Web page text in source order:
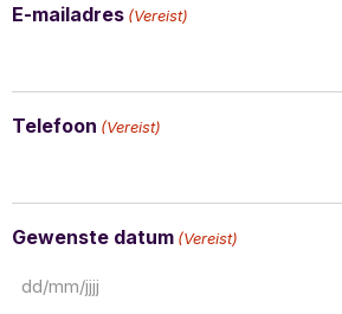
E-mailadres (Vereist)
Telefoon (Vereist)
Gewenste datum (Vereist)